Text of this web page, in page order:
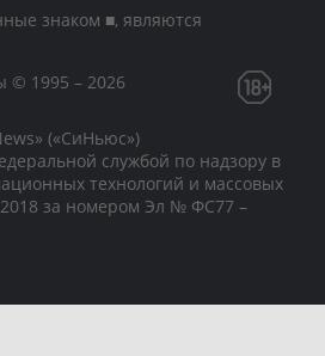
знаком ■, являются
1995 – 2026
(«СиНьюс»)
службой по надзору в
технологий и массовых
за номером Эл № ФС77 –